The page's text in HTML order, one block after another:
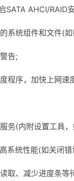
AHCI/RAID
统组件和文件(如
告;
序，加快上网速
(内附设置工具，
统性能(如关闭错
、减少进度条等